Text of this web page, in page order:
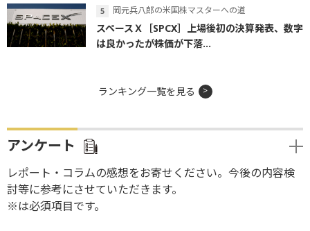
岡元兵八郎の米国株マスターへの道
スペースＸ［SPCX］上場後初の決算発表、数字
は良かったが株価が下落...
ランキング一覧を見る
アンケート
レポート・コラムの感想をお寄せください。今後の内容検
討等に参考にさせていただきます。
※は必須項目です。